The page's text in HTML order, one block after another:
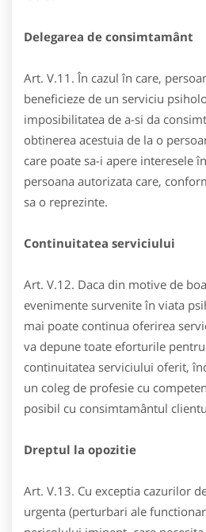
Delegarea de consimtamânt
Art. V.11. În cazul în care,
beneficieze de un serviciu
imposibilitatea de a-si da
obtinerea acestuia de la o
care poate sa-i apere interesele
persoana autorizata care,
sa o reprezinte.
Continuitatea serviciului
Art. V.12. Daca din motive de
evenimente survenite în viata
mai poate continua oferirea
va depune toate eforturile
continuitatea serviciului oferit,
un coleg de profesie cu
posibil cu consimtamântul
Dreptul la opozitie
Art. V.13. Cu exceptia cazurilor
urgenta (perturbari ale